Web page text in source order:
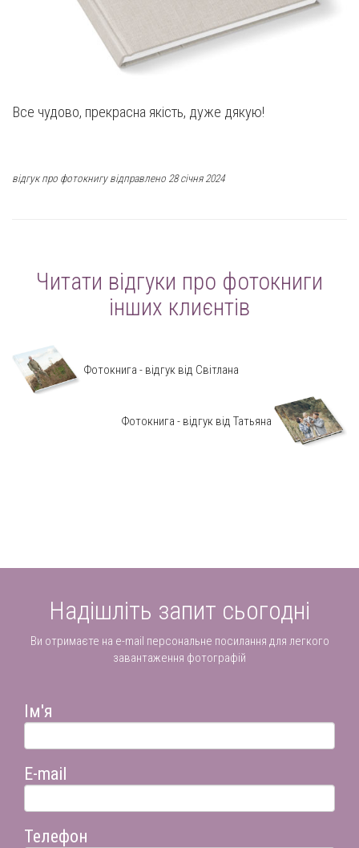
Все чудово, прекрасна якість, дуже дякую!
відгук про фотокнигу відправлено 28 січня 2024
Читати відгуки про фотокниги
інших клиєнтів
Фотокнига - відгук від Світлана
Фотокнига - відгук від Татьяна
Надішліть запит сьогодні
Ви отримаєте на e-mail персональне посилання для легкого
завантаження фотографій
Ім'я
E-mail
Телефон